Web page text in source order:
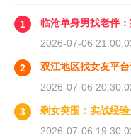
1
临沧单身男找老伴
2026-07-06
2
双江地区找女友平
2026-07-06
3
剩女突围：实战经
2026-07-06